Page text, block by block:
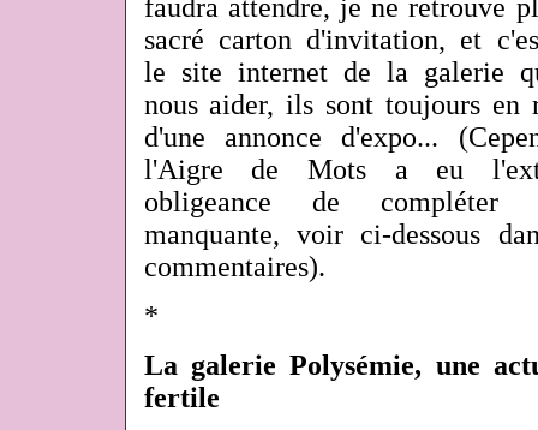
faudra attendre, je ne retrouve
sacré carton d'invitation, et
le site internet de la galerie
nous aider, ils sont toujours en
d'une annonce d'expo...
l'Aigre de Mots a eu
obligeance de compléter
manquante, voir ci-dessous
commentaires).
*
La galerie Polysémie, une
fertile